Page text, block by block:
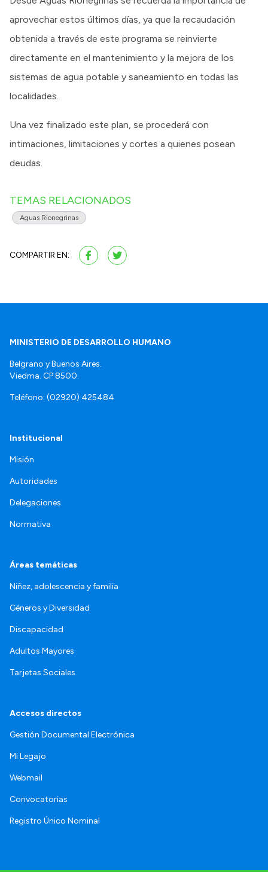
aprovechar estos últimos días, ya que la recaudación
obtenida a través de este programa se reinvierte
directamente en el mantenimiento y la mejora de los
sistemas de agua potable y saneamiento en todas las
localidades.
Una vez finalizado este plan, se procederá con
intimaciones, limitaciones y cortes a quienes posean
deudas.
TEMAS RELACIONADOS
Aguas Rionegrinas
COMPARTIR EN:
MINISTERIO DE DESARROLLO HUMANO
Belgrano y Buenos Aires.
Viedma. CP 8500.
Teléfono: (02920) 425484
Institucional
Misión
Autoridades
Delegaciones
Normativa
Áreas temáticas
Niñez, adolescencia y familia
Géneros y Diversidad
Discapacidad
Adultos Mayores
Tarjetas Sociales
Accesos directos
Gestión Documental Electrónica
Mi Legajo
Webmail
Convocatorias
Registro Único Nominal